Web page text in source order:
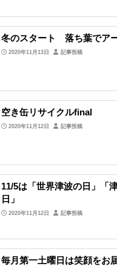
冬のスタート 落ち葉でア
2020年11月13日 記事投稿
空き缶リサイクルfinal
2020年11月12日 記事投稿
11/5は「世界津波の日」「
日」
2020年11月12日 記事投稿
毎月第一土曜日は笑顔をお